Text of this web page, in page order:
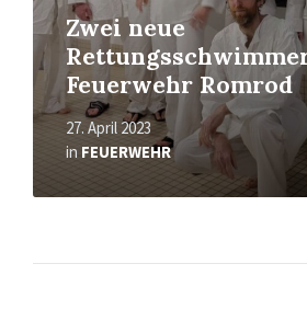
Zwei neue
Feuerwehr Romrod
27. April 2023
in FEUERWEHR